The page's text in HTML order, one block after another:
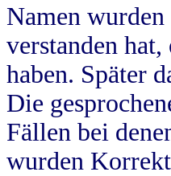
Namen
verstanden
haben. Später
Die
Fällen bei
wurden